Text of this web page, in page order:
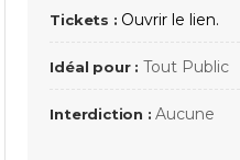
Tickets : Ouvrir le lien.
Idéal pour : Tout Public
Interdiction :Aucune